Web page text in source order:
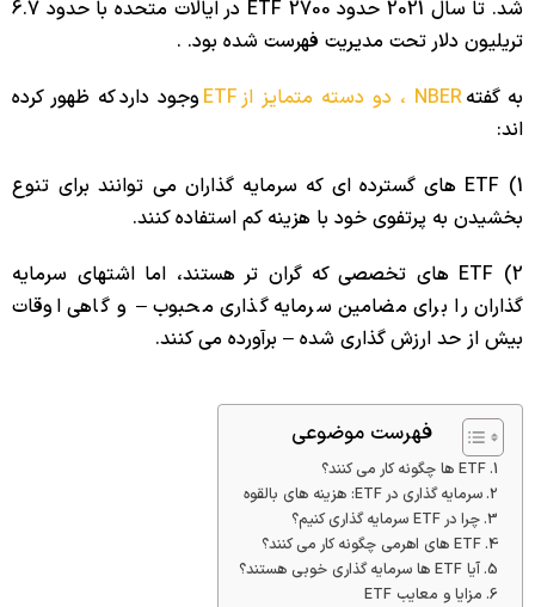
شد. تا سال 2021 حدود 2700 ETF در ایالات متحده با حدود 6.7
تریلیون دلار تحت مدیریت فهرست شده بود. .
به گفتهNBER ، دو دسته متمایز از ETF وجود دارد که ظهور کرده
اند:
1) ETF های گسترده ای که سرمایه گذاران می توانند برای تنوع
بخشیدن به پرتفوی خود با هزینه کم استفاده کنند.
2) ETF های تخصصی که گران تر هستند، اما اشتهای سرمایه
گذاران را برای مضامین سرمایه گذاری محبوب – و گاهی اوقات
بیش از حد ارزش گذاری شده – برآورده می کنند.
فهرست موضوعی
ETF ها چگونه کار می کنند؟
سرمایه گذاری در ETF: هزینه های بالقوه
چرا در ETF سرمایه گذاری کنیم؟
ETF های اهرمی چگونه کار می کنند؟
آیا ETF ها سرمایه گذاری خوبی هستند؟
مزایا و معایب ETF